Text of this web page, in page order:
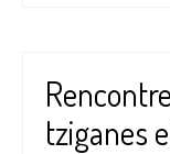
tziganes